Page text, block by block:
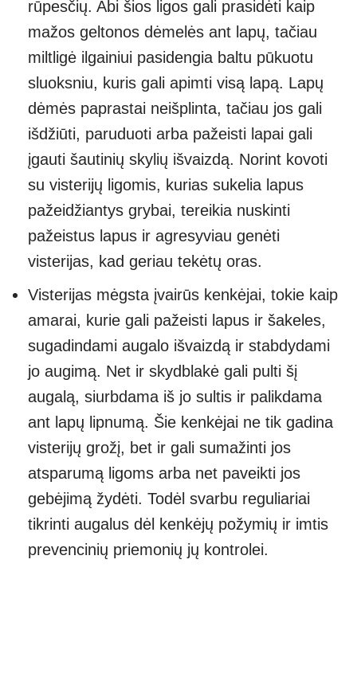
rūpesčių. Abi šios ligos gali prasidėti kaip
mažos geltonos dėmelės ant lapų, tačiau
miltligė ilgainiui pasidengia baltu pūkuotu
sluoksniu, kuris gali apimti visą lapą. Lapų
dėmės paprastai neišplinta, tačiau jos gali
išdžiūti, paruduoti arba pažeisti lapai gali
įgauti šautinių skylių išvaizdą. Norint kovoti
su visterijų ligomis, kurias sukelia lapus
pažeidžiantys grybai, tereikia nuskinti
pažeistus lapus ir agresyviau genėti
visterijas, kad geriau tekėtų oras.
Visterijas mėgsta įvairūs kenkėjai, tokie kaip
amarai, kurie gali pažeisti lapus ir šakeles,
sugadindami augalo išvaizdą ir stabdydami
jo augimą. Net ir skydblakė gali pulti šį
augalą, siurbdama iš jo sultis ir palikdama
ant lapų lipnumą. Šie kenkėjai ne tik gadina
visterijų grožį, bet ir gali sumažinti jos
atsparumą ligoms arba net paveikti jos
gebėjimą žydėti. Todėl svarbu reguliariai
tikrinti augalus dėl kenkėjų požymių ir imtis
prevencinių priemonių jų kontrolei.